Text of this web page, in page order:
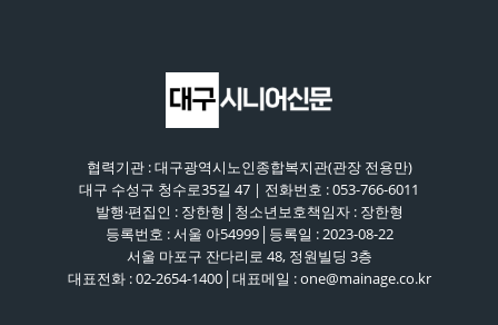
협력기관 : 대구광역시노인종합복지관(관장 전용만)
대구 수성구 청수로35길 47 | 전화번호 : 053-766-6011
발행·편집인 : 장한형│청소년보호책임자 : 장한형
등록번호 : 서울 아54999│등록일 : 2023-08-22
서울 마포구 잔다리로 48, 정원빌딩 3층
대표전화 : 02-2654-1400│대표메일 : one@mainage.co.kr